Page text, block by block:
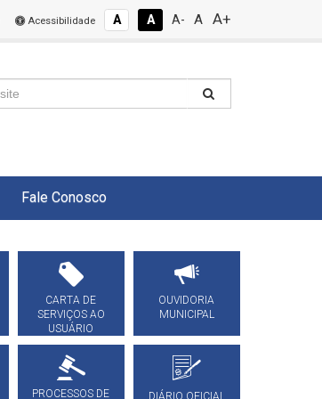
Acessibilidade A A A- A A+
Fale Conosco
CARTA DE
SERVIÇOS AO
USUÁRIO
OUVIDORIA
MUNICIPAL
PROCESSOS DE DIÁRIO OFICIAL